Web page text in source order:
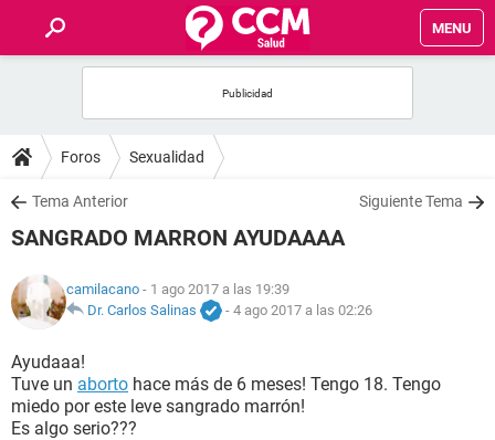
MENU
FOROS
SALUD
NUTRICIÓN
BIENESTAR
SEXUALIDAD
Foros Sexualidad
Tema Anterior Siguiente Tema
SANGRADO MARRON AYUDAAAA
camilacano - 1 ago 2017 a las 19:39
Dr. Carlos Salinas
- 4 ago 2017 a las 02:26
Ayudaaa!
Tuve un aborto hace más de 6 meses! Tengo 18. Tengo
miedo por este leve sangrado marrón!
Es algo serio???